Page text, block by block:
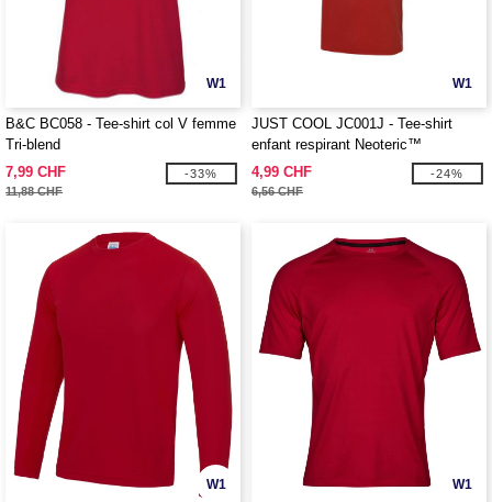
W1
B&C BC058 - Tee-shirt col V femme
Tri-blend
7,99 CHF
11,88 CHF
-33%
W1
JUST COOL JC001J - Tee-shirt
enfant respirant Neoteric™
4,99 CHF
6,56 CHF
-24%
W1 W1